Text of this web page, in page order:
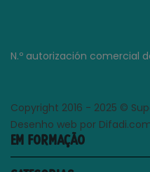
N.º autorización comercial
Copyright 2016 - 2025 ©
Desenho web por
EM FORMAÇÃO